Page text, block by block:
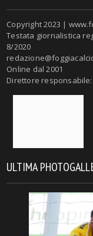
Copyright 2023 |
Testata giornalistica
8/2020
Online dal 2001
Direttore
ULTIMA